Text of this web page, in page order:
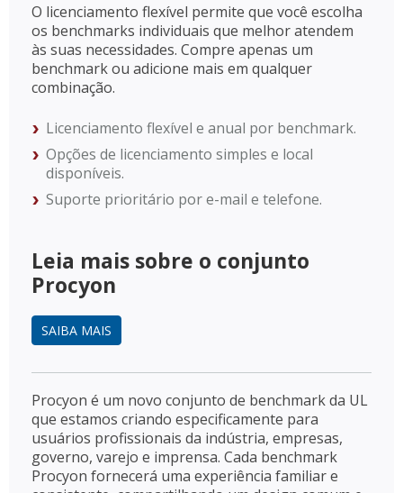
O licenciamento flexível permite que você escolha
os benchmarks individuais que melhor atendem
às suas necessidades. Compre apenas um
benchmark ou adicione mais em qualquer
combinação.
Licenciamento flexível e anual por benchmark.
Opções de licenciamento simples e local
disponíveis.
Suporte prioritário por e-mail e telefone.
Leia mais sobre o conjunto
Procyon
SAIBA MAIS
Procyon é um novo conjunto de benchmark da UL
que estamos criando especificamente para
usuários profissionais da indústria, empresas,
governo, varejo e imprensa. Cada benchmark
Procyon fornecerá uma experiência familiar e